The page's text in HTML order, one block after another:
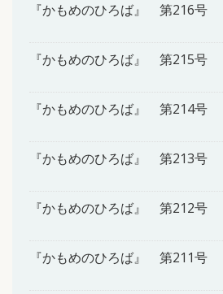
『かもめのひろば』 第216号
『かもめのひろば』 第215号
『かもめのひろば』 第214号
『かもめのひろば』 第213号
『かもめのひろば』 第212号
『かもめのひろば』 第211号